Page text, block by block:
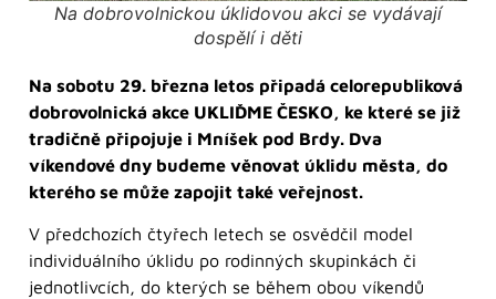
Na dobrovolnickou úklidovou akci se vydávají
dospělí i děti
Na sobotu 29. března letos připadá celorepubliková
dobrovolnická akce UKLIĎME ČESKO, ke které se již
tradičně připojuje i Mníšek pod Brdy. Dva
víkendové dny budeme věnovat úklidu města, do
kterého se může zapojit také veřejnost.
V předchozích čtyřech letech se osvědčil model
individuálního úklidu po rodinných skupinkách či
jednotlivcích, do kterých se během obou víkendů